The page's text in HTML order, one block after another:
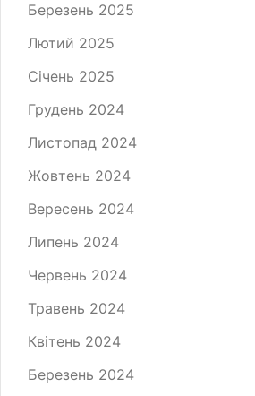
Березень 2025
Лютий 2025
Січень 2025
Грудень 2024
Листопад 2024
Жовтень 2024
Вересень 2024
Липень 2024
Червень 2024
Травень 2024
Квітень 2024
Березень 2024